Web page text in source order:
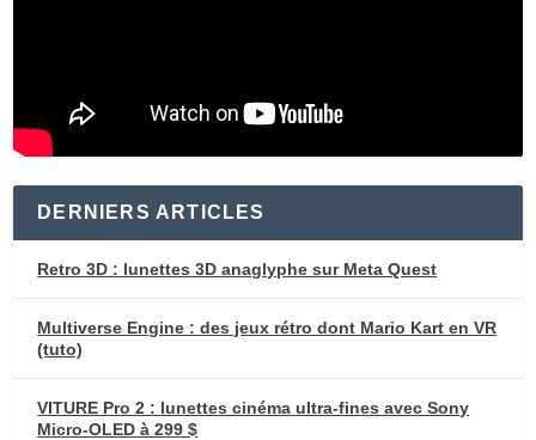
DERNIERS ARTICLES
Retro 3D : lunettes 3D anaglyphe sur Meta Quest
Multiverse Engine : des jeux rétro dont Mario Kart en VR
(tuto)
VITURE Pro 2 : lunettes cinéma ultra-fines avec Sony
Micro-OLED à 299 $